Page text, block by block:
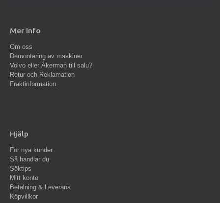
Mer info
Om oss
Demontering av maskiner
Volvo eller Åkerman till salu?
Retur och Reklamation
Fraktinformation
Hjälp
För nya kunder
Så handlar du
Söktips
Mitt konto
Betalning & Leverans
Köpvillkor